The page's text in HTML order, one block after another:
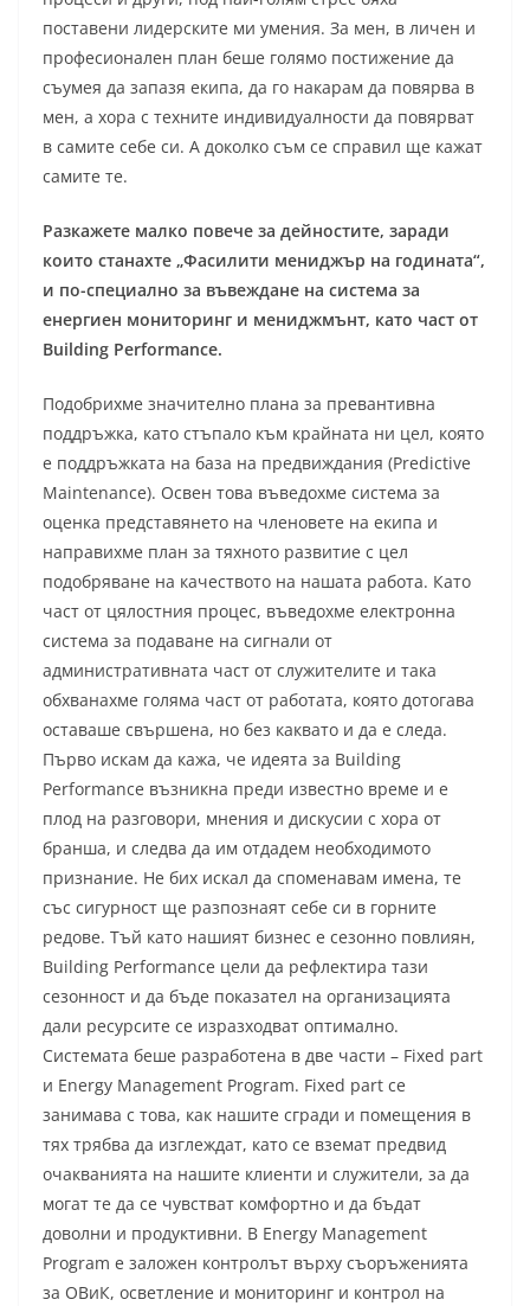
поставени лидерските ми умения. За мен, в личен и
професионален план беше голямо постижение да
съумея да запазя екипа, да го накарам да повярва в
мен, а хора с техните индивидуалности да повярват
в самите себе си. А доколко съм се справил ще кажат
самите те.
Разкажете малко повече за дейностите, заради
които станахте „Фасилити мениджър на годината“,
и по-специално за въвеждане на система за
енергиен мониторинг и мениджмънт, като част от
Building Performance.
Подобрихме значително плана за превантивна
поддръжка, като стъпало към крайната ни цел, която
е поддръжката на база на предвиждания (Predictive
Maintenance). Освен това въведохме система за
оценка представянето на членовете на екипа и
направихме план за тяхното развитие с цел
подобряване на качеството на нашата работа. Като
част от цялостния процес, въведохме електронна
система за подаване на сигнали от
административната част от служителите и така
обхванахме голяма част от работата, която дотогава
оставаше свършена, но без каквато и да е следа.
Първо искам да кажа, че идеята за Building
Performance възникна преди известно време и е
плод на разговори, мнения и дискусии с хора от
бранша, и следва да им отдадем необходимото
признание. Не бих искал да споменавам имена, те
със сигурност ще разпознаят себе си в горните
редове. Тъй като нашият бизнес е сезонно повлиян,
Building Performance цели да рефлектира тази
сезонност и да бъде показател на организацията
дали ресурсите се изразходват оптимално.
Системата беше разработена в две части – Fixed part
и Energy Management Program. Fixed part се
занимава с това, как нашите сгради и помещения в
тях трябва да изглеждат, като се вземат предвид
очакванията на нашите клиенти и служители, за да
могат те да се чувстват комфортно и да бъдат
доволни и продуктивни. В Energy Management
Program е заложен контролът върху съоръженията
за ОВиК, осветление и мониторинг и контрол на